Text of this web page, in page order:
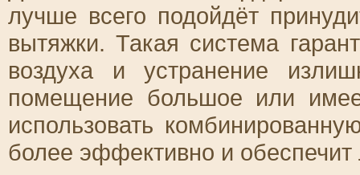
лучше всего подойдёт
вытяжки. Такая система
воздуха и устранение
помещение большое или
использовать
более эффективно и